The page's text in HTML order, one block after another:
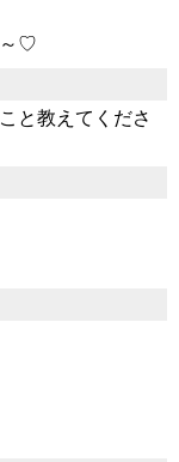
～♡
と教えてくださ